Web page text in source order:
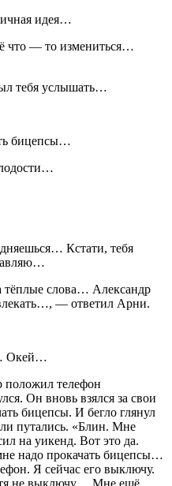
идея…
— то измениться…
тебя услышать…
бицепсы…
Кстати, тебя
тёплые слова… Александр
— ответил Арни.
Окей…
положил телефон
Он вновь взялся за свои
бицепсы. И бегло глянул
путались. «Блин. Мне
на уикенд. Вот это да.
надо прокачать бицепсы…
Я сейчас его выключу.
не выключу… Мне ещё